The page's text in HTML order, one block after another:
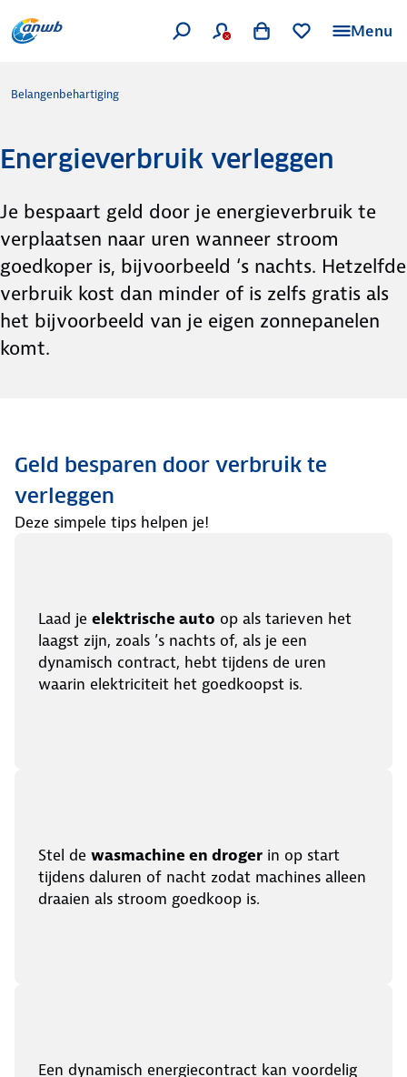
Menu
Belangenbehartiging
Energieverbruik verleggen
Je bespaart geld door je energieverbruik te
verplaatsen naar uren wanneer stroom
goedkoper is, bijvoorbeeld ‘s nachts. Hetzelfde
verbruik kost dan minder of is zelfs gratis als
het bijvoorbeeld van je eigen zonnepanelen
komt.
Geld besparen door verbruik te
verleggen
Deze simpele tips helpen je!
Laad je elektrische auto op als tarieven het
laagst zijn, zoals ’s nachts of, als je een
dynamisch contract, hebt tijdens de uren
waarin elektriciteit het goedkoopst is.
Stel de wasmachine en droger in op start
tijdens daluren of nacht zodat machines alleen
draaien als stroom goedkoop is.
Een dynamisch energiecontract kan voordelig